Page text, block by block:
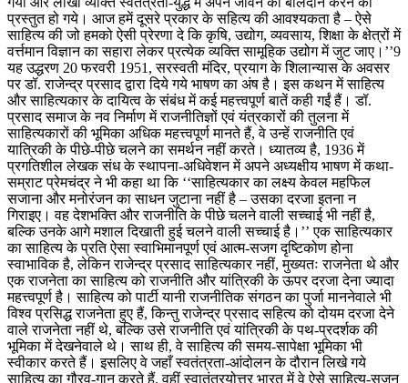
प्रस्तुत हो गये। आज हमें दूसरे प्रकार के सहित्य की आवश्यकता है – ऐसे
साहित्य की जो हमको ऐसी प्रेरणा दे कि कृषि, उद्योग, व्यवसाय, शिक्षा के क्षेत्रों में
वर्त्तमान विज्ञान का सहारा लेकर प्रत्येक व्यक्ति सामूहिक उद्योग में जुट जाए।’’9
यह उद्धरण 20 फरवरी 1951, सरस्वती मंदिर, प्रयाग के शिलान्यास के अवसर
पर डॉ. राजेन्द्र प्रसाद द्वारा दिये गये भाषण का अंष है। इस कथन में साहित्य
और साहित्यकार के दायित्व के संबंध में कई महत्त्वपूर्ण बातें कही गईं हैं। डॉ.
प्रसाद समाज के नव निर्माण में राजनीतिज्ञों एवं यंत्रकारों की तुलना में
साहित्यकारों की भूमिका अधिक महत्त्वपूर्ण मानते हैं, वे उन्हें राजनीति एवं
यात्रिकी के पीछे-पीछे चलने का समर्थन नहीं करते। ध्यातव्य है, 1936 में
प्रगतिशील लेखक संध के स्थापना-अधिवेशन में अपने अध्यक्षीय भाषण में कथा-
सम्राट प्रेमचंद्र ने भी कहा था कि ‘‘साहित्यकार का लक्ष्य केवल महफिल
सजाना और मनोरंजन का साधन जुटाना नहीं है – उसका दरजा इतना न
गिराइए। वह देशभक्ति और राजनीति के पीछे चलने वाली सच्चाई भी नहीं है,
बल्कि उनके आगे मशाल दिखाती हुई चलने वाली सच्चाई है।’’ एक साहित्यकार
का साहित्य के प्रति ऐसा स्वाभिमानपूर्ण एवं आत्म-सजग दृष्टिकोण होना
स्वाभाविक है, लेकिन राजेन्द्र प्रसाद साहित्यकार नहीं, मुख्यतः राजनेता थे और
एक राजनेता का साहित्य को राजनीति और यांत्रिकी के ऊपर दरजा देना ज्यादा
महत्त्वपूर्ण है। साहित्य को पार्टी यानी राजनीतिक संगठन का पुर्जा माननेवाले भी
विश्व प्रसिद्ध राजनेता हुए हैं, किन्तु राजेन्द्र प्रसाद सहित्य को दोयम दरजा देने
वाले राजनेता नहीं थे, बल्कि उसे राजनीति एवं यांत्रिकी के पथ-प्रदर्शक की
भूमिका में देखनेवाले थे। साथ ही, वे साहित्य की समय-सापेक्षा भूमिका भी
स्वीकार करते हैं। इसलिए वे जहाँ स्वतंत्रता-आंदोलन के दौरान लिखे गये
साहित्य का गौरव-गान करते हैं, वहीं स्वातंत्रयोत्तर भारत में वे ऐसे साहित्य-सृजन